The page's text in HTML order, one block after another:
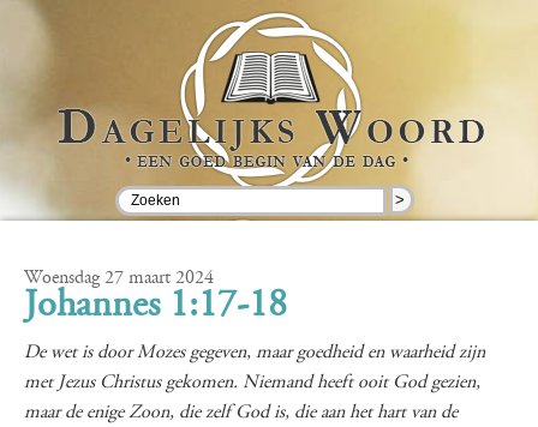
>
Woensdag 27 maart 2024
Johannes 1:17-18
De wet is door Mozes gegeven, maar goedheid en waarheid zijn
met Jezus Christus gekomen. Niemand heeft ooit God gezien,
maar de enige Zoon, die zelf God is, die aan het hart van de